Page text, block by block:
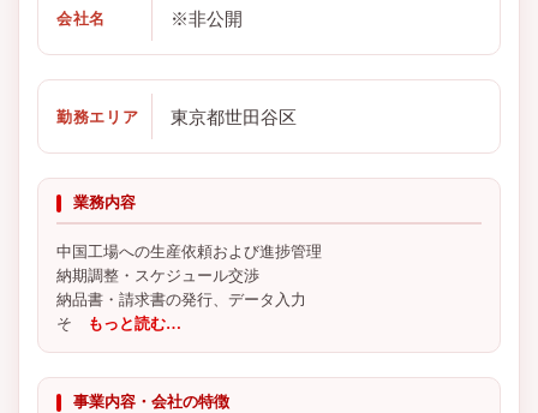
会社名 ※非公開
勤務エリア 東京都世田谷区
業務内容
中国工場への生産依頼および進捗管理
納期調整・スケジュール交渉
納品書・請求書の発行、データ入力
そ もっと読む…
事業内容・会社の特徴